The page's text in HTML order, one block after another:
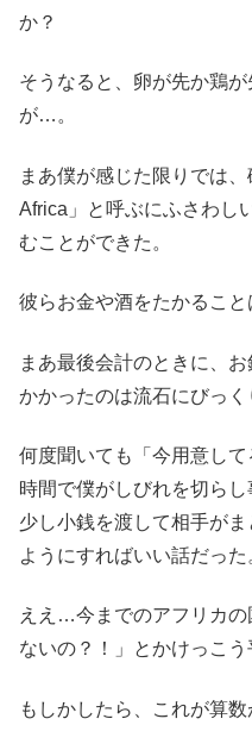
か？
そうなると、卵が先か鶏
が…。
まあ僕が感じた限りでは
Africa」と呼ぶにふさわし
むことができた。
彼らお金や酒をたかること
まあ最後会計のときに、
かかったのは流石にびっく
何度聞いても「今用意し
時間で僕がしびれを切ら
少し小銭を渡して相手が
ようにすればいい話だった
ええ…今までのアフリカ
ないの？！」とかけっこう
もしかしたら、これが算